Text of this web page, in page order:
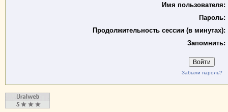
Имя пользователя:
Пароль:
Продолжительность сессии (в минутах):
Запомнить:
Забыли пароль?